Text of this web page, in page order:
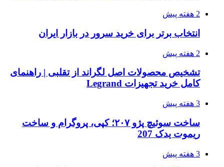
2 هفته پیش
انتخاب برتر برای خرید سرور در بازار ایران
2 هفته پیش
تشخیص محصولات اصل لگراند از تقلبی | راهنمای
کامل خرید تجهیزات Legrand
3 هفته پیش
ساخت سوئیچ پژو ۲۰۷؛ کپی، پروگرام و ساخت
ریموت یدک 207
3 هفته پیش